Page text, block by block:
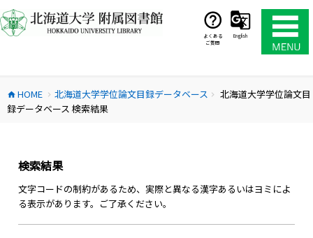
ン
テ
ス
キ
よくある
ご質問
English
home HOME chevron_right 北海道大学学位論文目録データベース chevron_right
北海道大学学位論文目
録データベース 検索結果
検索結果
文字コードの制約があるため、実際と異なる漢字あるいはヨミによ
る表示があります。ご了承ください。